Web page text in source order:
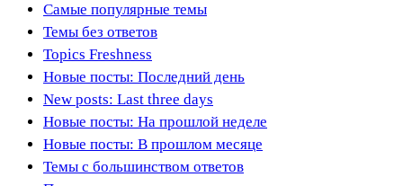
Самые популярные темы
Темы без ответов
Topics Freshness
Новые посты: Последний день
New posts: Last three days
Новые посты: На прошлой неделе
Новые посты: В прошлом месяце
Темы с большинством ответов